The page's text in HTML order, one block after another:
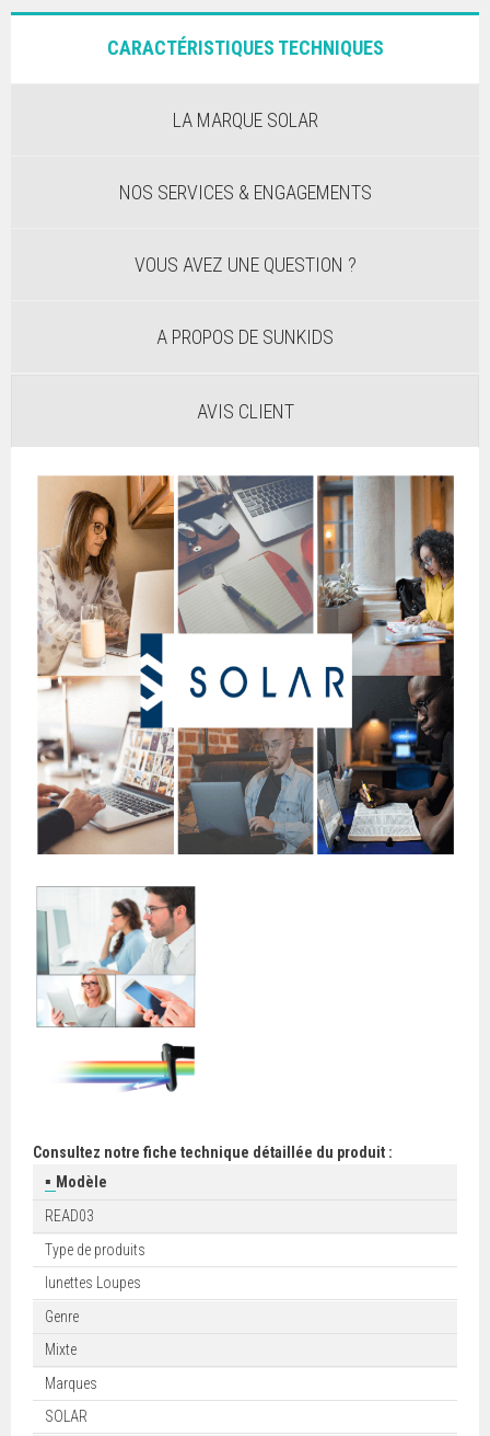
CARACTÉRISTIQUES TECHNIQUES
LA MARQUE SOLAR
NOS SERVICES & ENGAGEMENTS
VOUS AVEZ UNE QUESTION ?
A PROPOS DE SUNKIDS
AVIS CLIENT
Consultez notre fiche technique détaillée du produit :
▪ Modèle
READ03
Type de produits
lunettes Loupes
Genre
Mixte
Marques
SOLAR